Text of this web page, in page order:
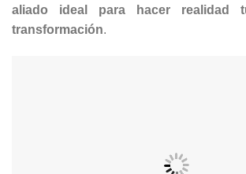
aliado ideal para hacer realidad
transformación.